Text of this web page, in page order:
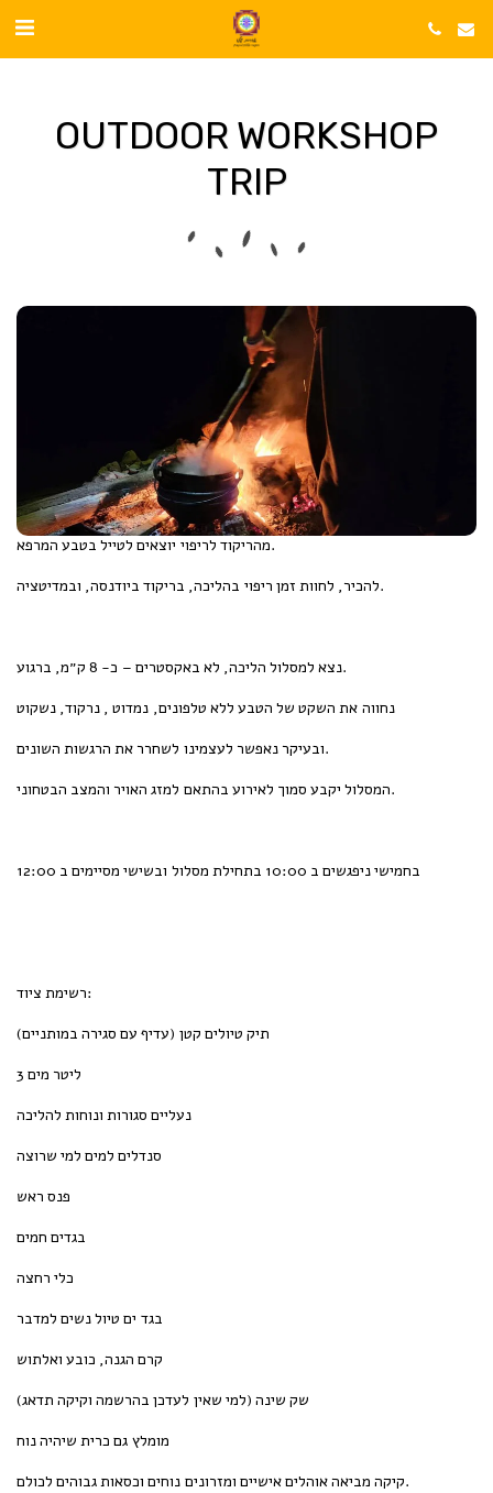
OUTDOOR WORKSHOP
TRIP
מהריקוד לריפוי יוצאים לטייל בטבע המרפא.
להכיר, לחוות זמן ריפוי בהליכה, בריקוד ביודנסה, ובמדיטציה.
נצא למסלול הליכה, לא באקסטרים – כ- 8 ק״מ, ברגוע.
נחווה את השקט של הטבע ללא טלפונים, נמדוט , נרקוד, נשקוט
ובעיקר נאפשר לעצמינו לשחרר את הרגשות השונים.
המסלול יקבע סמוך לאירוע בהתאם למזג האויר והמצב הבטחוני.
רשימת ציוד:
תיק טיולים קטן (עדיף עם סגירה במותניים)
3 ליטר מים
נעליים סגורות ונוחות להליכה
סנדלים למים למי שרוצה
פנס ראש
בגדים חמים
כלי רחצה
בגד ים טיול נשים למדבר
קרם הגנה, כובע ואלתוש
שק שינה (למי שאין לעדכן בהרשמה וקיקה תדאג)
מומלץ גם כרית שיהיה נוח
קיקה מביאה אוהלים אישיים ומזרונים נוחים וכסאות גבוהים לכולם.